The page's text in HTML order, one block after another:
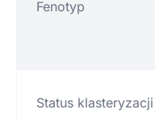
Fenotyp
Status klasteryzacji